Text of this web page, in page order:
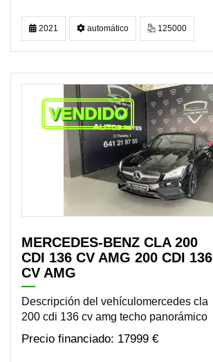
2021 automático 125000
VENDIDO
MERCEDES-BENZ CLA 200
CDI 136 CV AMG 200 CDI 136
CV AMG
Descripción del vehículomercedes cla
200 cdi 136 cv amg techo panorámico
17999 €